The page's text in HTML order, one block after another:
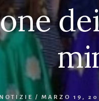
NOTIZIE / MARZO 19,